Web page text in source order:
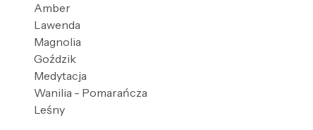
Amber
Lawenda
Magnolia
Goździk
Medytacja
Wanilia - Pomarańcza
Leśny